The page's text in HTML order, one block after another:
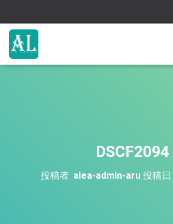
DSCF2094
投稿者: alea-admin-aru 投稿日: